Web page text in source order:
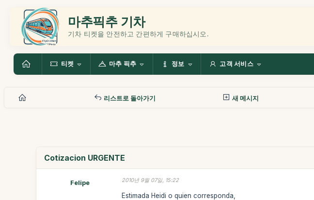
마추픽추 기차
기차 티켓을 안전하고 간편하게 구매하십시오.
티켓 마추 픽추 정보 고객 서비스
리스트로 돌아가기 새 메시지
Cotizacion URGENTE
Felipe 2010년 9월 07일, 15:22
Estimada Heidi o quien corresponda,